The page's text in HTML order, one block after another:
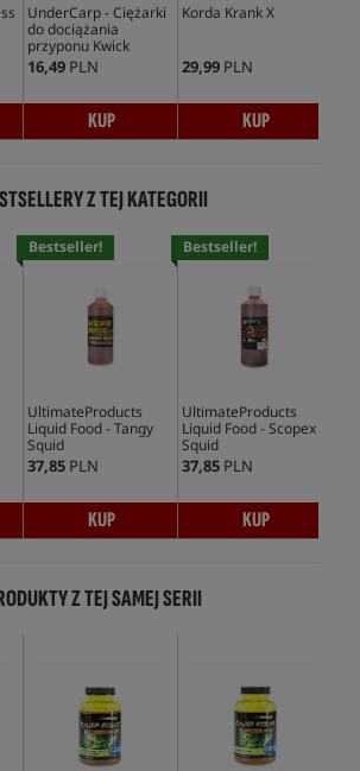
UnderCarp - Ciężarki
do dociążania
przyponu Kwick
16,49 PLN
KUP
Korda Krank X
29,99 PLN
KUP
Z TEJ KATEGORII
Bestseller!
UltimateProducts
Liquid Food - Tangy
Squid
37,85 PLN
KUP
Bestseller!
UltimateProducts
Liquid Food - Scopex
Squid
37,85 PLN
KUP
Z TEJ SAMEJ SERII